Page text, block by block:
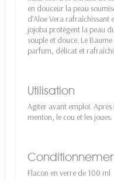
en douceur la peau
d’Aloe Vera
jojoba protègent la peau
souple et douce. Le
parfum, délicat et
Utilisation
Agiter avant emploi.
menton, le cou et les joues.
Flacon en verre de 100 ml